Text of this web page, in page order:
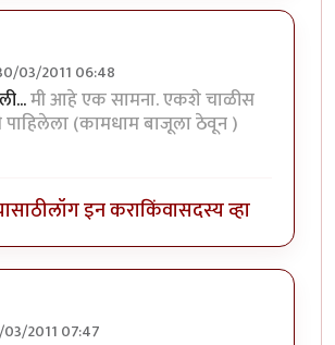
03/2011 06:48
मी आहे एक सामना. एकशे चाळीस
पाहिलेला (कामधाम बाजूला ठेवून )
लॉग इन कराकिंवासदस्य व्हा
03/2011 07:47